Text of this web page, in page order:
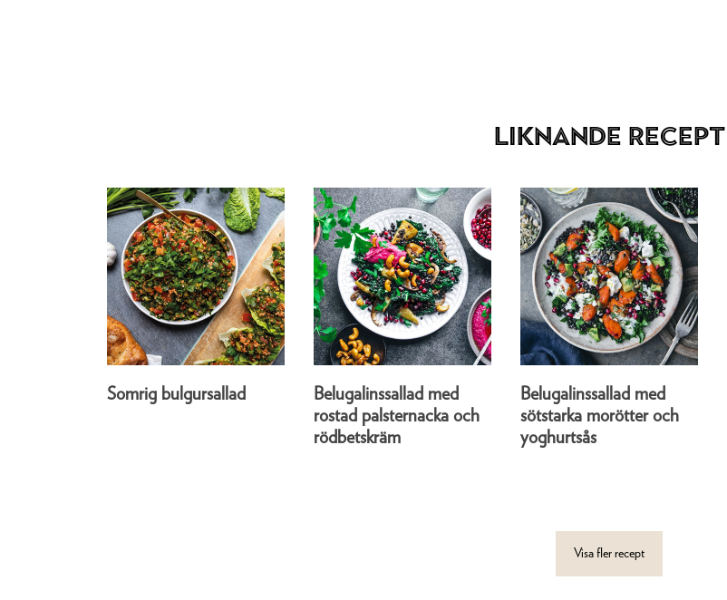
Liknande recept
Somrig bulgursallad
Belugalinssallad med
rostad palsternacka och
rödbetskräm
Belugalinssallad med
sötstarka morötter och
yoghurtsås
Visa fler recept